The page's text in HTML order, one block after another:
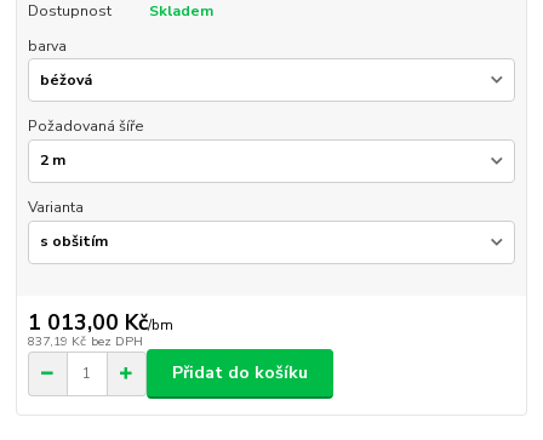
Dostupnost
Skladem
barva
Požadovaná šíře
Varianta
1 013,00 Kč/bm
837,19 Kč bez DPH
Přidat do košíku